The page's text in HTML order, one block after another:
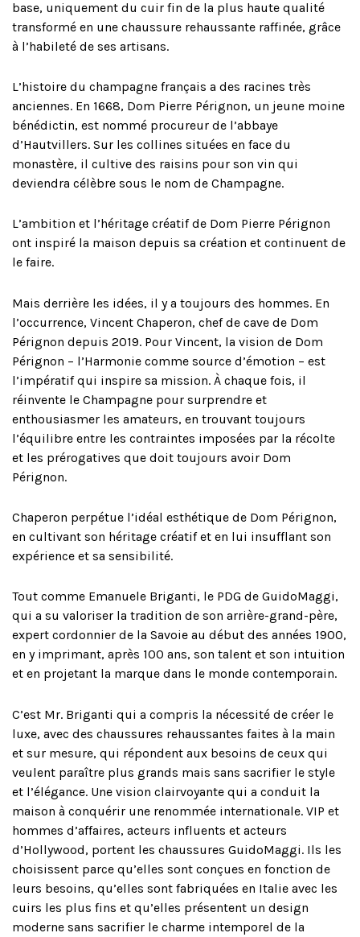
base, uniquement du cuir fin de la plus haute qualité
transformé en une chaussure rehaussante raffinée, grâce
à l’habileté de ses artisans.
L’histoire du champagne français a des racines très
anciennes. En 1668, Dom Pierre Pérignon, un jeune moine
bénédictin, est nommé procureur de l’abbaye
d’Hautvillers. Sur les collines situées en face du
monastère, il cultive des raisins pour son vin qui
deviendra célèbre sous le nom de Champagne.
L’ambition et l’héritage créatif de Dom Pierre Pérignon
ont inspiré la maison depuis sa création et continuent de
le faire.
Mais derrière les idées, il y a toujours des hommes. En
l’occurrence, Vincent Chaperon, chef de cave de Dom
Pérignon depuis 2019. Pour Vincent, la vision de Dom
Pérignon – l’Harmonie comme source d’émotion – est
l’impératif qui inspire sa mission. À chaque fois, il
réinvente le Champagne pour surprendre et
enthousiasmer les amateurs, en trouvant toujours
l’équilibre entre les contraintes imposées par la récolte
et les prérogatives que doit toujours avoir Dom
Pérignon.
Chaperon perpétue l’idéal esthétique de Dom Pérignon,
en cultivant son héritage créatif et en lui insufflant son
expérience et sa sensibilité.
Tout comme Emanuele Briganti, le PDG de GuidoMaggi,
qui a su valoriser la tradition de son arrière-grand-père,
expert cordonnier de la Savoie au début des années 1900,
en y imprimant, après 100 ans, son talent et son intuition
et en projetant la marque dans le monde contemporain.
C’est Mr. Briganti qui a compris la nécessité de créer le
luxe, avec des chaussures rehaussantes faites à la main
et sur mesure, qui répondent aux besoins de ceux qui
veulent paraître plus grands mais sans sacrifier le style
et l’élégance. Une vision clairvoyante qui a conduit la
maison à conquérir une renommée internationale. VIP et
hommes d’affaires, acteurs influents et acteurs
d’Hollywood, portent les chaussures GuidoMaggi. Ils les
choisissent parce qu’elles sont conçues en fonction de
leurs besoins, qu’elles sont fabriquées en Italie avec les
cuirs les plus fins et qu’elles présentent un design
moderne sans sacrifier le charme intemporel de la